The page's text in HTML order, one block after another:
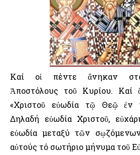
Καί οἱ πέντε ἄνηκαν
Ἀποστόλους τοῦ Κυρίου. Καί
«Χριστοῦ εὐωδία τῷ Θεῷ ἐν
Δηλαδή εὐωδία Χριστοῦ,
εὐωδία μεταξύ τῶν
αὐτούς τό σωτήριο μήνυμα τοῦ